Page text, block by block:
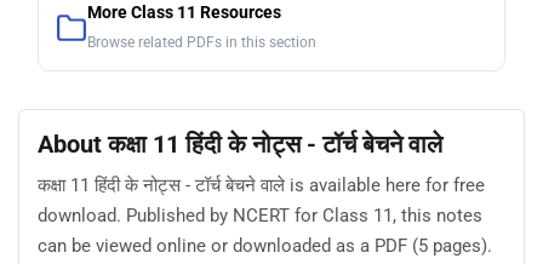
More Class 11 Resources
Browse related PDFs in this section
About कक्षा 11 हिंदी के नोट्स - टॉर्च बेचने वाले
कक्षा 11 हिंदी के नोट्स - टॉर्च बेचने वाले is available here for free
download. Published by NCERT for Class 11, this notes
can be viewed online or downloaded as a PDF (5 pages).